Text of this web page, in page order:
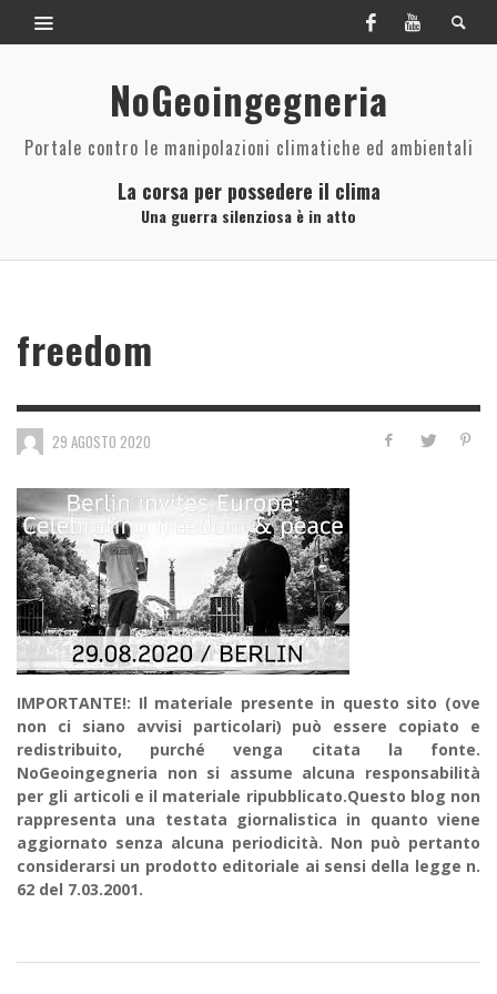
NoGeoingegneria
Portale contro le manipolazioni climatiche ed ambientali
La corsa per possedere il clima
Una guerra silenziosa è in atto
freedom
29 AGOSTO 2020
IMPORTANTE!: Il materiale presente in questo sito (ove
non ci siano avvisi particolari) può essere copiato e
redistribuito, purché venga citata la fonte.
NoGeoingegneria non si assume alcuna responsabilità
per gli articoli e il materiale ripubblicato.Questo blog non
rappresenta una testata giornalistica in quanto viene
aggiornato senza alcuna periodicità. Non può pertanto
considerarsi un prodotto editoriale ai sensi della legge n.
62 del 7.03.2001.